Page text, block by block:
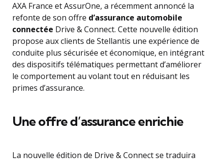
AXA France et AssurOne, a récemment annoncé la
refonte de son offre d’assurance automobile
connectée Drive & Connect. Cette nouvelle édition
propose aux clients de Stellantis une expérience de
conduite plus sécurisée et économique, en intégrant
des dispositifs télématiques permettant d’améliorer
le comportement au volant tout en réduisant les
primes d’assurance.
Une offre d’assurance enrichie
La nouvelle édition de Drive & Connect se traduira